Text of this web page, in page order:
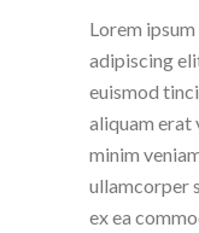
Lorem
adipiscing
euismod
aliquam erat
minim
ullamcorper
ex ea